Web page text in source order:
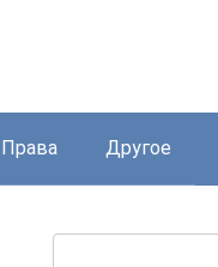
Права Другое